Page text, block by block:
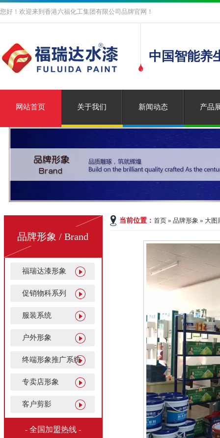
您好！欢迎来到香港六福化工集团有限公司品牌官网！
中国智能养
网站首页 关于我们 新闻动态 产品
品牌形象 / Brand
福瑞达漆形象
促销物科系列
服装系统
户外形象
终端形象推广系统
专卖店形象
客户剪影
- 全国加盟热线 -
当前位置：首页 » 品牌形象 » 大图